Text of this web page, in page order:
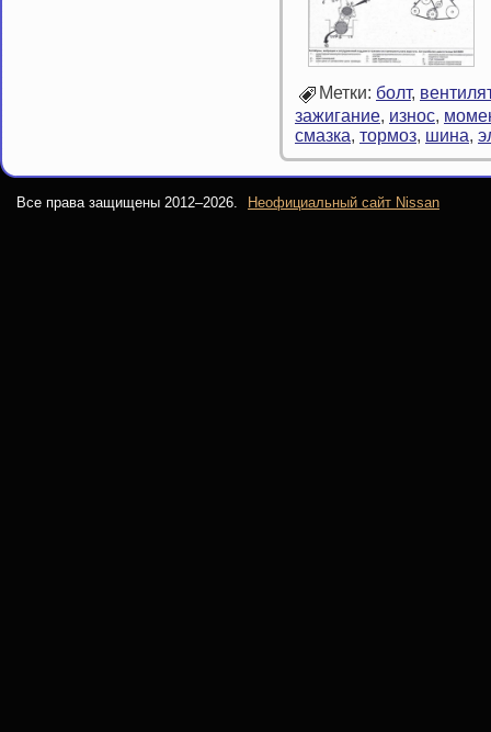
Метки: болт,
зажигание, износ,
смазка, тормоз, шина,
Все права защищены 2012–2026. Неофициальный сайт Nissan